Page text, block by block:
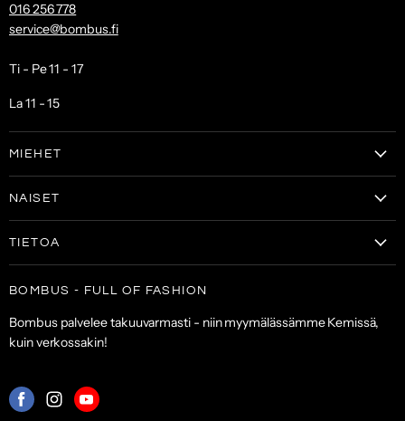
016 256 778
service@bombus.fi
Ti - Pe 11 - 17
La 11 - 15
MIEHET
Laukut & lompakot
Asusteet
ALE
NAISET
Laukut & lompakot
TIETOA
Toimitus- ja maksuehdot
Palveluehdot
BOMBUS - FULL OF FASHION
Bombus palvelee takuuvarmasti - niin myymälässämme Kemissä,
kuin verkossakin!
Mistä
MistäMistä